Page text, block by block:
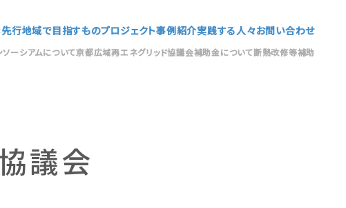
行地域で目指すものプロジェクト事例紹介実践する人々お問い合わせ
ソーシアムについて京都広域再エネグリッド協議会補助金について断熱改修等補助
議会